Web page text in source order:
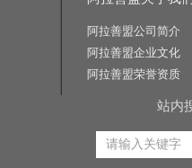
阿拉善盟公司简介
阿拉善盟企业文化
阿拉善盟荣誉资质
站内